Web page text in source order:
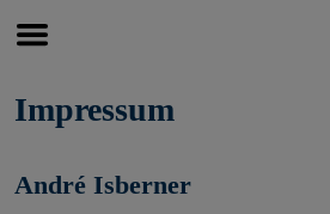
Finanzberatung
Wissenswertes
Service
Impressum
André Isberner